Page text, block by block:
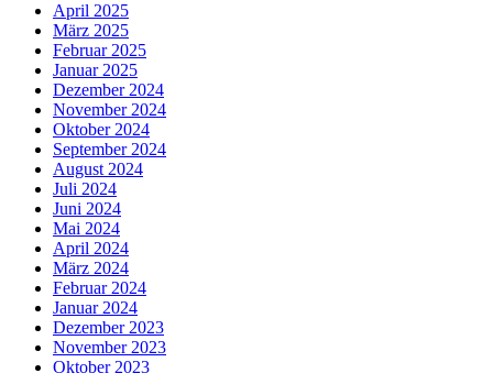
April 2025
März 2025
Februar 2025
Januar 2025
Dezember 2024
November 2024
Oktober 2024
September 2024
August 2024
Juli 2024
Juni 2024
Mai 2024
April 2024
März 2024
Februar 2024
Januar 2024
Dezember 2023
November 2023
Oktober 2023